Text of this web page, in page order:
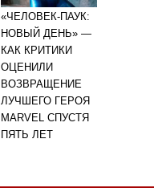
«ЧЕЛОВЕК-ПАУК:
НОВЫЙ ДЕНЬ» —
КАК КРИТИКИ
ОЦЕНИЛИ
ВОЗВРАЩЕНИЕ
ЛУЧШЕГО ГЕРОЯ
MARVEL СПУСТЯ
ПЯТЬ ЛЕТ